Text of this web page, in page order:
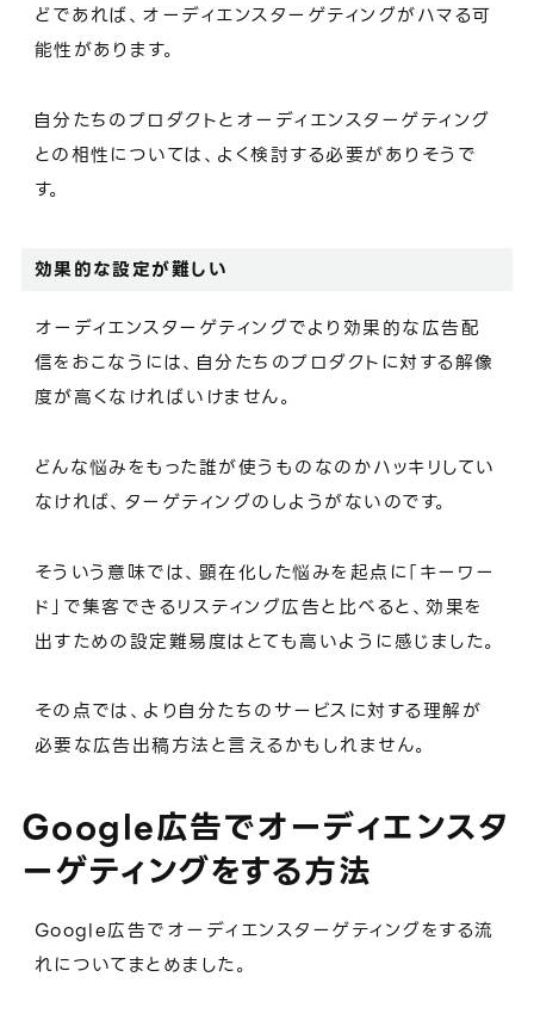
どであれば、オーディエンスターゲティングがハマる可
能性があります。
自分たちのプロダクトとオーディエンスターゲティング
との相性については、よく検討する必要がありそうで
す。
効果的な設定が難しい
オーディエンスターゲティングでより効果的な広告配
信をおこなうには、自分たちのプロダクトに対する解像
度が高くなければいけません。
どんな悩みをもった誰が使うものなのかハッキリしてい
なければ、ターゲティングのしようがないのです。
そういう意味では、顕在化した悩みを起点に「キーワー
ド」で集客できるリスティング広告と比べると、効果を
出すための設定難易度はとても高いように感じました。
その点では、より自分たちのサービスに対する理解が
必要な広告出稿方法と言えるかもしれません。
Google広告でオーディエンスタ
ーゲティングをする方法
Google広告でオーディエンスターゲティングをする流
れについてまとめました。